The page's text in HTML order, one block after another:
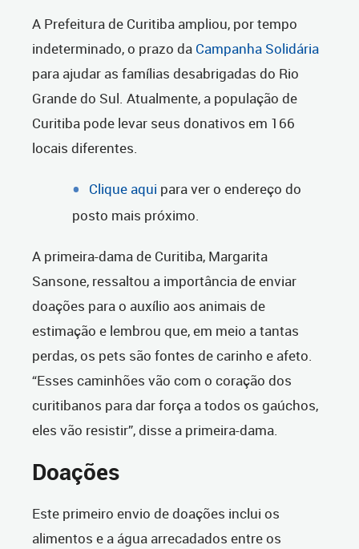
A Prefeitura de Curitiba ampliou, por tempo
indeterminado, o prazo da Campanha Solidária
para ajudar as famílias desabrigadas do Rio
Grande do Sul. Atualmente, a população de
Curitiba pode levar seus donativos em 166
locais diferentes.
Clique aqui para ver o endereço do
posto mais próximo.
A primeira-dama de Curitiba, Margarita
Sansone, ressaltou a importância de enviar
doações para o auxílio aos animais de
estimação e lembrou que, em meio a tantas
perdas, os pets são fontes de carinho e afeto.
“Esses caminhões vão com o coração dos
curitibanos para dar força a todos os gaúchos,
eles vão resistir”, disse a primeira-dama.
Doações
Este primeiro envio de doações inclui os
alimentos e a água arrecadados entre os